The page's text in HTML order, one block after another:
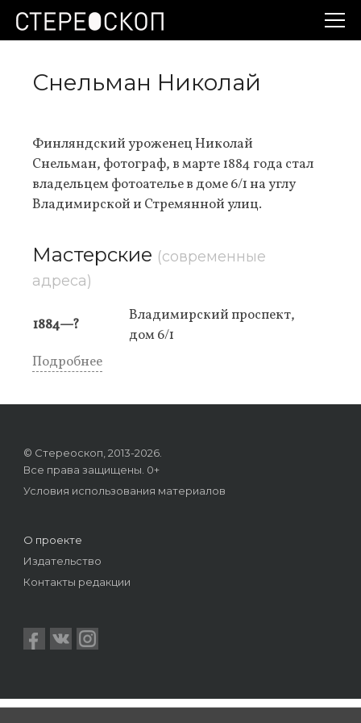
Снельман Николай
Финляндский уроженец Николай
Снельман, фотограф, в марте 1884 года стал
владельцем фотоателье в доме 6/1 на углу
Владимирской и Стремянной улиц.
Мастерские (современные
адреса)
1884—?
Владимирский проспект,
дом 6/1
Подробнее
© Стереоскоп, 2013-2026.
Все права защищены. 0+
Условия использования материалов
О проекте
Издательство
Контакты редакции